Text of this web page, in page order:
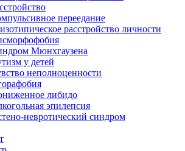
переедание
расстройство личности
Мюнхгаузена
у детей
неполноценности
либидо
эпилепсия
невротический синдром